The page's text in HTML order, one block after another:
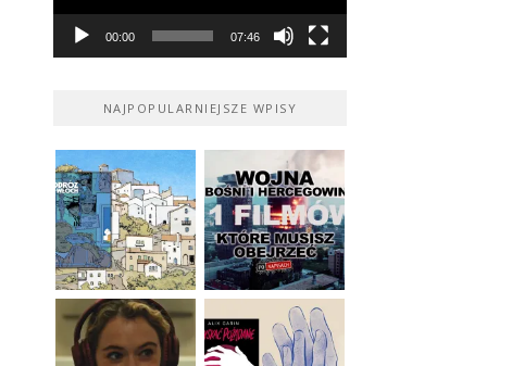
00:00 07:46
NAJPOPULARNIEJSZE WPISY